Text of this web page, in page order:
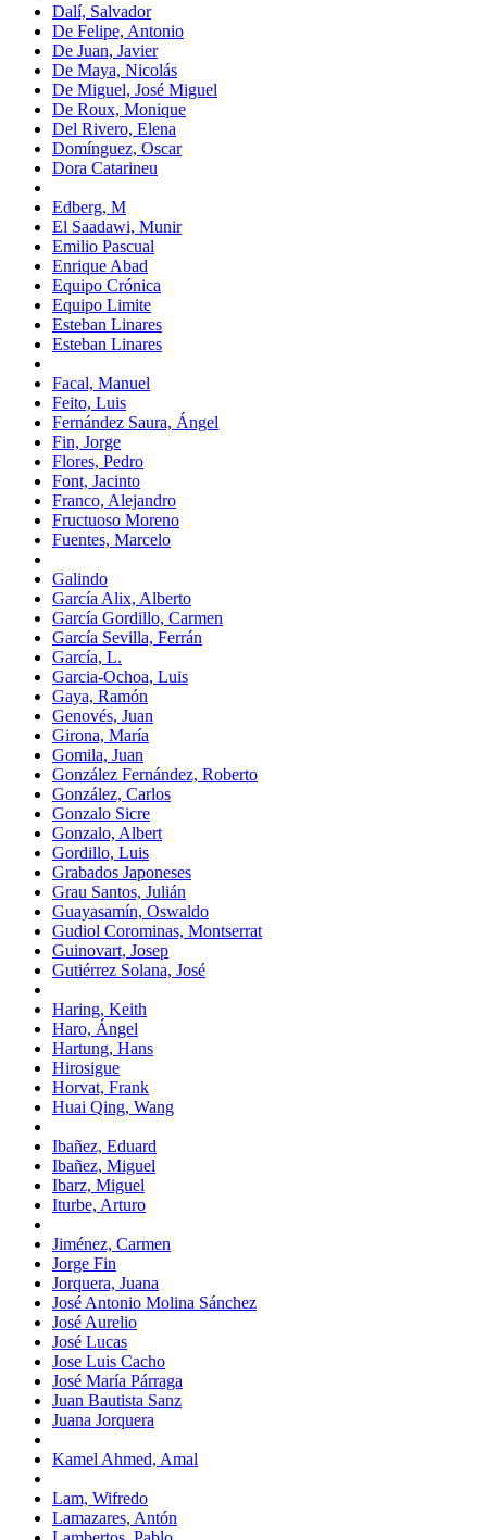
Dalí, Salvador
De Felipe, Antonio
De Juan, Javier
De Maya, Nicolás
De Miguel, José Miguel
De Roux, Monique
Del Rivero, Elena
Domínguez, Oscar
Dora Catarineu
Edberg, M
El Saadawi, Munir
Emilio Pascual
Enrique Abad
Equipo Crónica
Equipo Limite
Esteban Linares
Esteban Linares
Facal, Manuel
Feito, Luis
Fernández Saura, Ángel
Fin, Jorge
Flores, Pedro
Font, Jacinto
Franco, Alejandro
Fructuoso Moreno
Fuentes, Marcelo
Galindo
García Alix, Alberto
García Gordillo, Carmen
García Sevilla, Ferrán
García, L.
Garcia-Ochoa, Luis
Gaya, Ramón
Genovés, Juan
Girona, María
Gomila, Juan
González Fernández, Roberto
González, Carlos
Gonzalo Sicre
Gonzalo, Albert
Gordillo, Luis
Grabados Japoneses
Grau Santos, Julián
Guayasamín, Oswaldo
Gudiol Corominas, Montserrat
Guinovart, Josep
Gutiérrez Solana, José
Haring, Keith
Haro, Ángel
Hartung, Hans
Hirosigue
Horvat, Frank
Huai Qing, Wang
Ibañez, Eduard
Ibañez, Miguel
Ibarz, Miguel
Iturbe, Arturo
Jiménez, Carmen
Jorge Fin
Jorquera, Juana
José Antonio Molina Sánchez
José Aurelio
José Lucas
Jose Luis Cacho
José María Párraga
Juan Bautista Sanz
Juana Jorquera
Kamel Ahmed, Amal
Lam, Wifredo
Lamazares, Antón